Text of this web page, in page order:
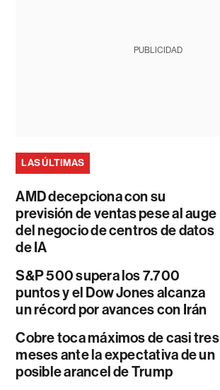
PUBLICIDAD
LAS ÚLTIMAS
AMD decepciona con su
previsión de ventas pese al auge
del negocio de centros de datos
de IA
S&P 500 supera los 7.700
puntos y el Dow Jones alcanza
un récord por avances con Irán
Cobre toca máximos de casi tres
meses ante la expectativa de un
posible arancel de Trump